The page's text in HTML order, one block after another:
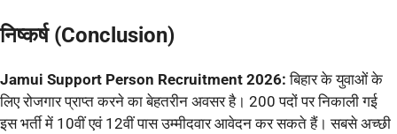
निष्कर्ष (Conclusion)
Jamui Support Person Recruitment 2026: बिहार के युवाओं के
लिए रोजगार प्राप्त करने का बेहतरीन अवसर है। 200 पदों पर निकाली गई
इस भर्ती में 10वीं एवं 12वीं पास उम्मीदवार आवेदन कर सकते हैं। सबसे अच्छी